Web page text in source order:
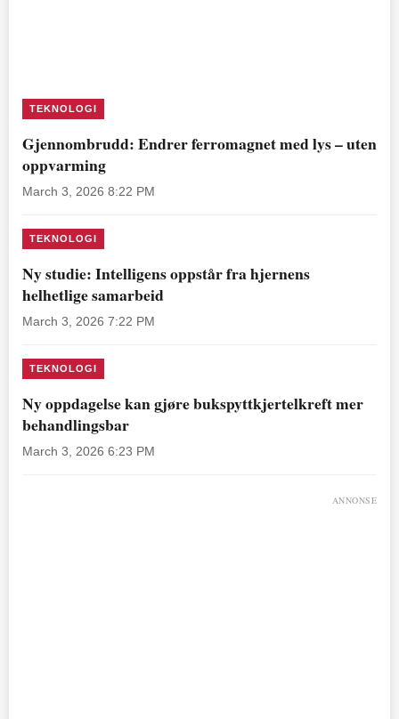
TEKNOLOGI
Gjennombrudd: Endrer ferromagnet med lys – uten
oppvarming
March 3, 2026 8:22 PM
TEKNOLOGI
Ny studie: Intelligens oppstår fra hjernens
helhetlige samarbeid
March 3, 2026 7:22 PM
TEKNOLOGI
Ny oppdagelse kan gjøre bukspyttkjertelkreft mer
behandlingsbar
March 3, 2026 6:23 PM
ANNONSE